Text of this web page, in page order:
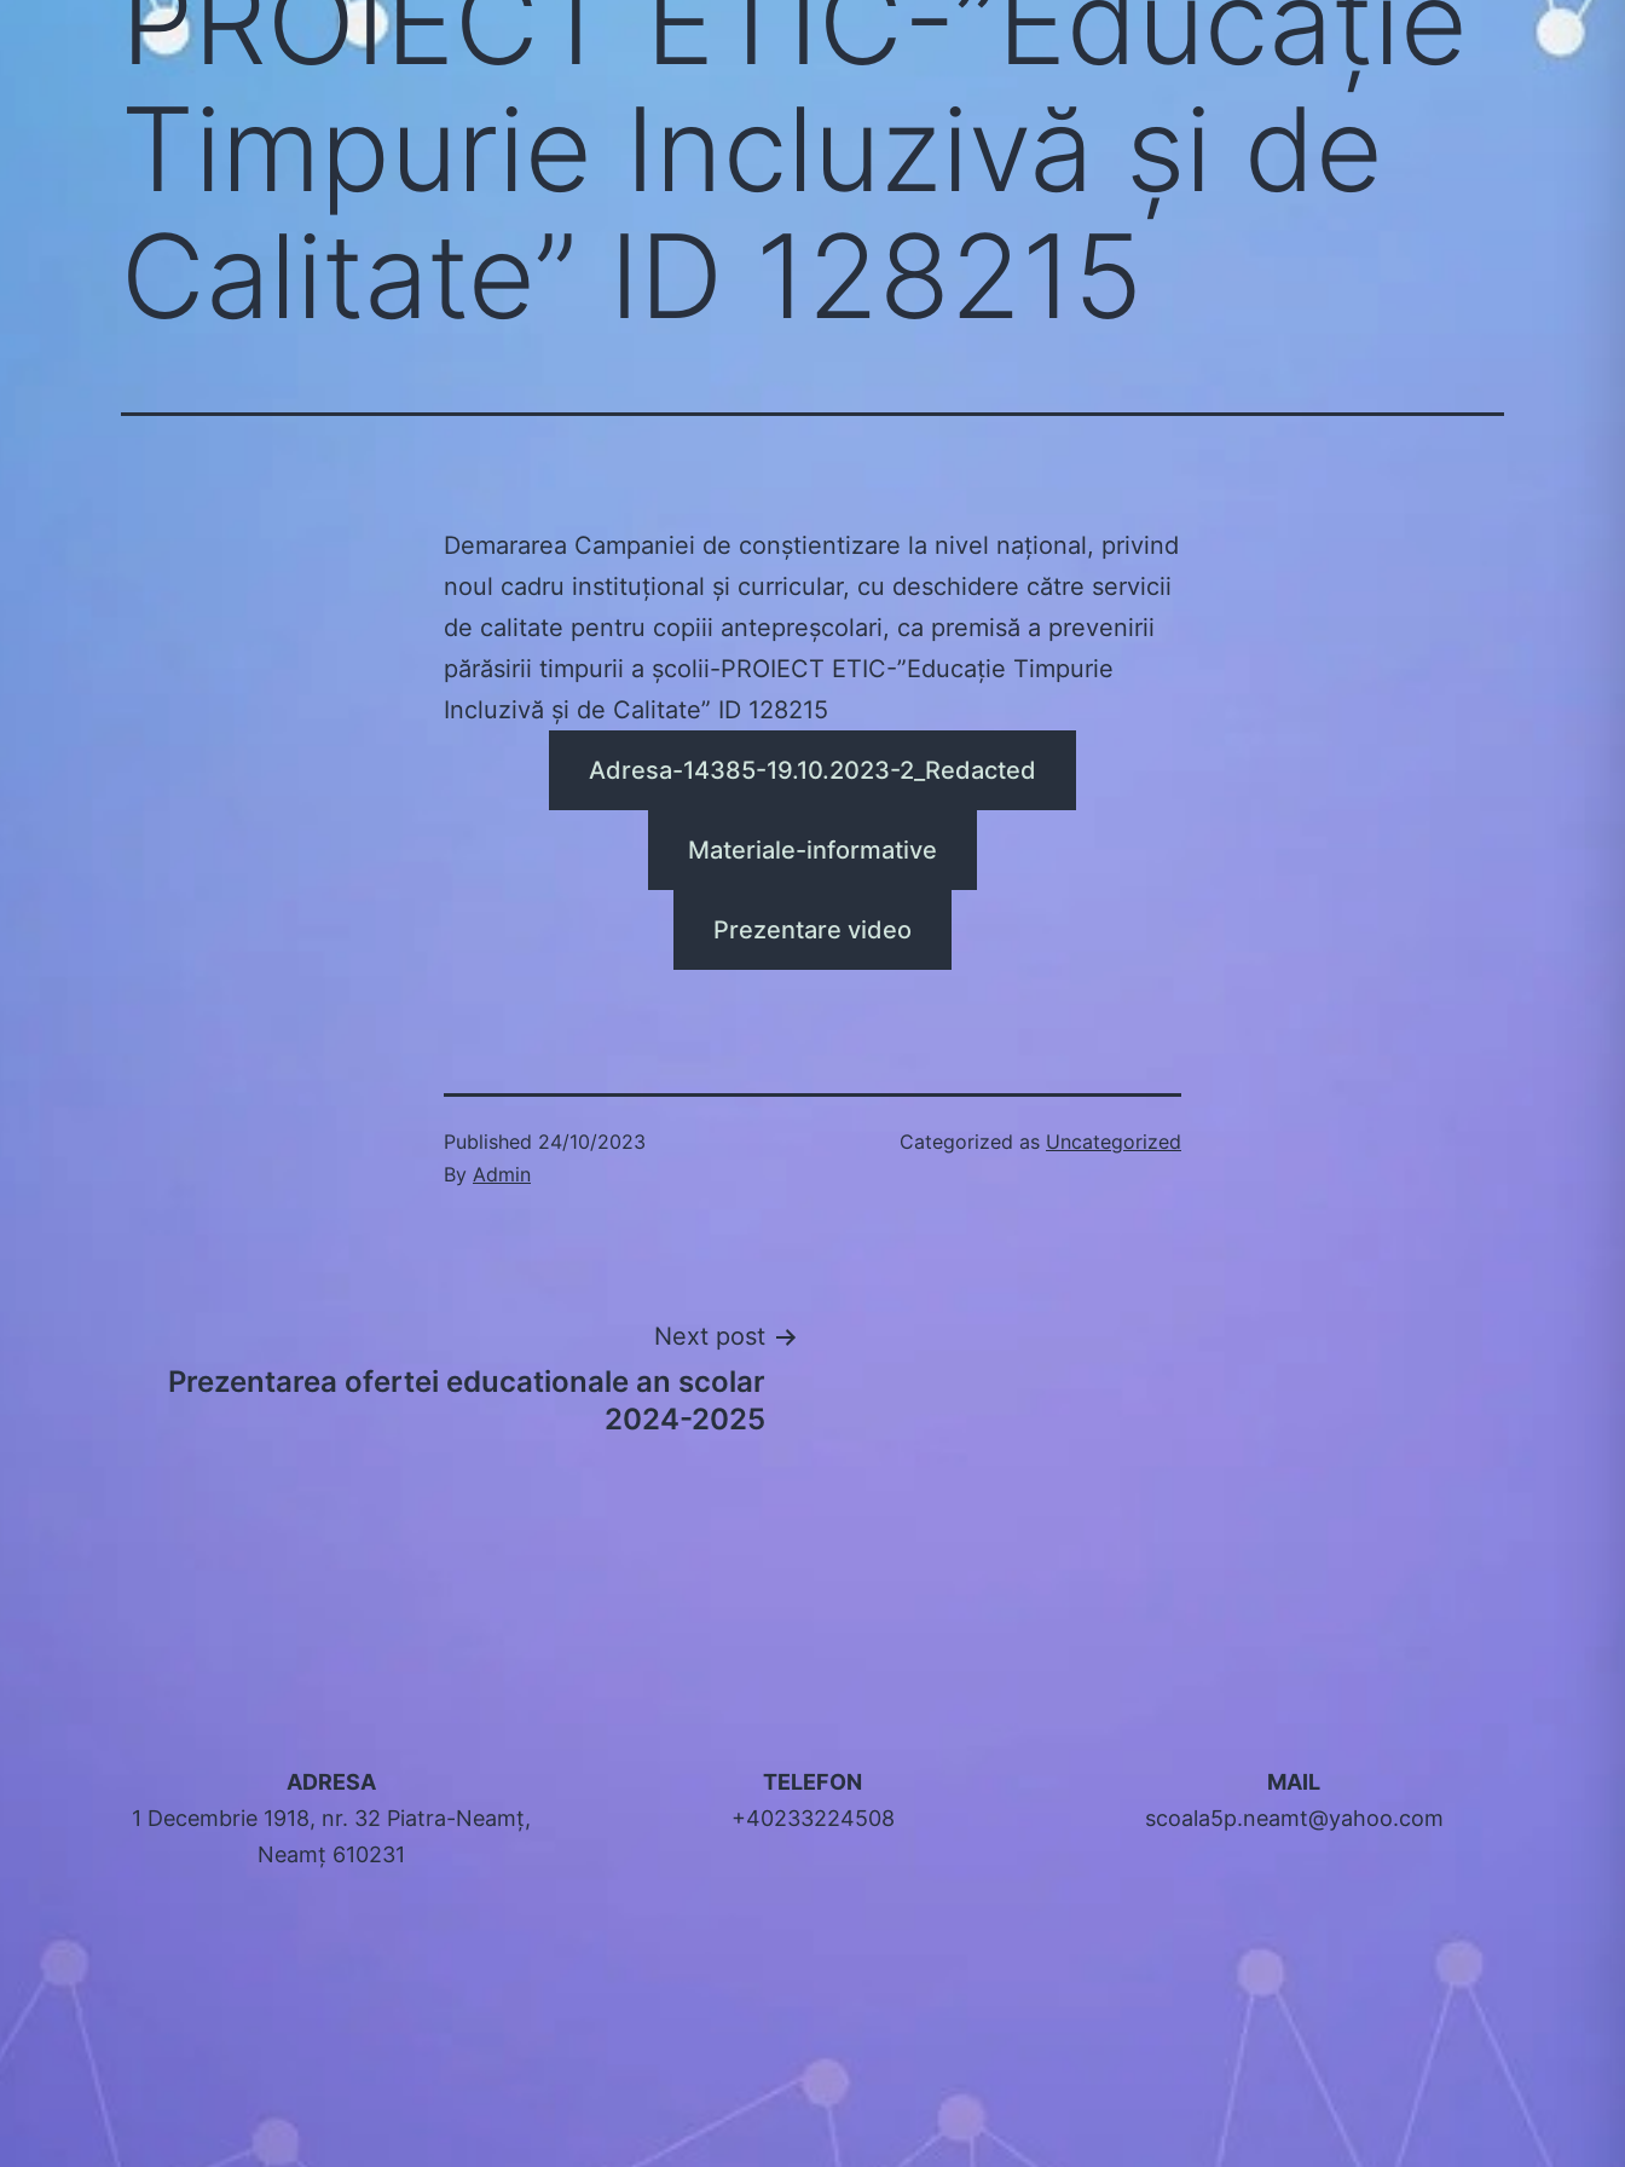
Timpurie Incluzivă și de
Calitate” ID 128215
Demararea Campaniei de conștientizare la nivel național, privind
noul cadru instituțional și curricular, cu deschidere către servicii
de calitate pentru copiii antepreșcolari, ca premisă a prevenirii
părăsirii timpurii a școlii-PROIECT ETIC-”Educație Timpurie
Incluzivă și de Calitate” ID 128215
Adresa-14385-19.10.2023-2_Redacted
Materiale-informative
Prezentare video
Published 24/10/2023
By Admin
Categorized as Uncategorized
Post
Next post
Prezentarea ofertei educationale an scolar
2024-2025
ADRESA
1 Decembrie 1918, nr. 32 Piatra-Neamț,
Neamț 610231
TELEFON
+40233224508
MAIL
scoala5p.neamt@yahoo.com